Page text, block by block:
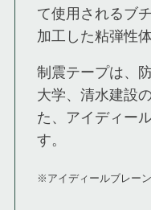
て使用されるブ
加工した粘弾性
制震テープは、
大学、清水建設
た、アイディー
す。
※アイディールブレー